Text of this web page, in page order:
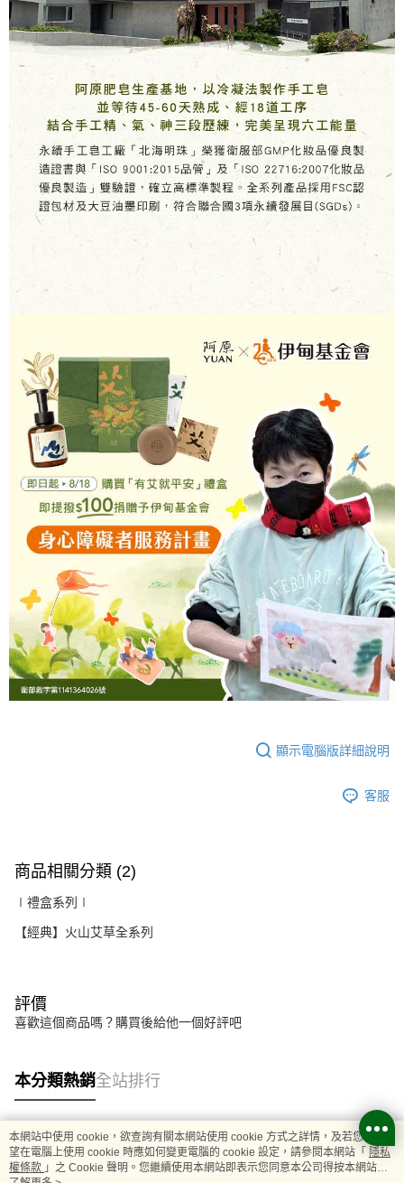
顯示電腦版詳細說明
客服
商品相關分類 (2)
∣禮盒系列∣
【經典】火山艾草全系列
評價
喜歡這個商品嗎？購買後給他一個好評吧
本分類熱銷全站排行
熱門標籤
本網站中使用 cookie，欲查詢有關本網站使用 cookie 方式之詳情，及若您不希
望在電腦上使用 cookie 時應如何變更電腦的 cookie 設定，請參閱本網站「 隱私
權條款 」之 Cookie 聲明。您繼續使用本網站即表示您同意本公司得按本網站使